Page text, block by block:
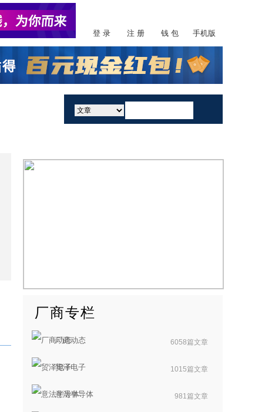
登 录 注 册 钱 包 手机版
厂商专栏
厂商动态 6058篇文章
贸泽电子 1015篇文章
意法半导体 981篇文章